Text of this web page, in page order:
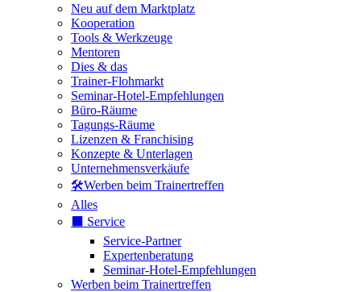
Neu auf dem Marktplatz
Kooperation
Tools & Werkzeuge
Mentoren
Dies & das
Trainer-Flohmarkt
Seminar-Hotel-Empfehlungen
Büro-Räume
Tagungs-Räume
Lizenzen & Franchising
Konzepte & Unterlagen
Unternehmensverkäufe
🛠️Werben beim Trainertreffen
Alles
⬛️ Service
Service-Partner
Expertenberatung
Seminar-Hotel-Empfehlungen
Werben beim Trainertreffen